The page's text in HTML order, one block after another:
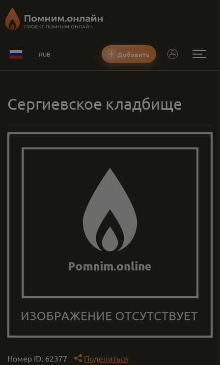
RUB Добавить
Сергиевское кладбище
Номер ID: 62377
Поделиться